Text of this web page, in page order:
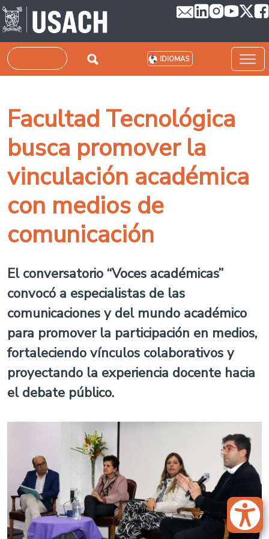
Pasar al contenido principal
Buscar IDIOMAS
Facultad Tecnológica
busca promover la
vinculación académica
con medios de
comunicación
El conversatorio “Voces académicas”
convocó a especialistas de las
comunicaciones y del mundo académico
para promover la participación en medios,
fortaleciendo vínculos colaborativos y
proyectando la experiencia docente hacia
el debate público.